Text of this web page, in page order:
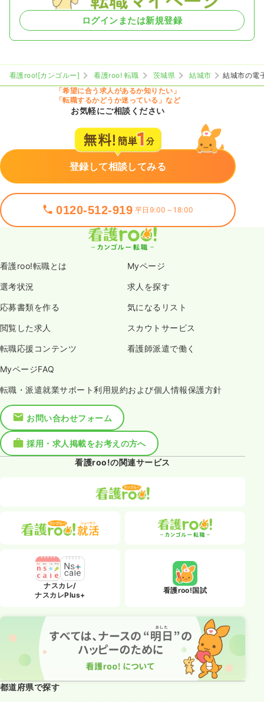
ログインまたは新規登録
看護roo![カンゴルー] 看護roo! 転職 茨城県 結城市
結城市の電
「希望に合う求人があるか知りたい」
「転職するかどうか迷っている」など
お気軽にご相談ください
登録して相談してみる
0120-512-919 平日9:00～18:00
看護roo!転職とは Myページ
選考状況 求人を探す
応募書類を作る 気になるリスト
閲覧した求人 スカウトサービス
転職応援コンテンツ 看護師派遣で働く
MyページFAQ
転職・派遣就業サポート利用規約および個人情報保護方針
お問い合わせフォーム
採用・求人掲載をお考えの方へ
看護roo!の関連サービス
ナスカレ/
ナスカレPlus+
看護roo!国試
都道府県で探す